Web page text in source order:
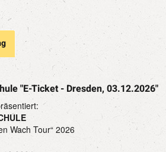
"E-Ticket - Dresden, 03.12.2026"
Wach Tour“ 2026